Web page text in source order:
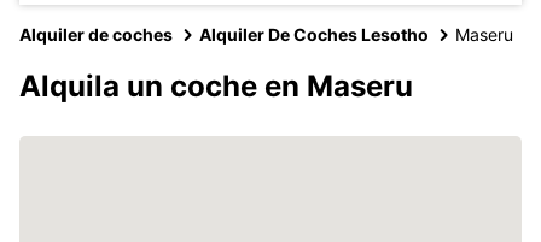
Alquiler de coches Alquiler De Coches Lesotho Maseru
Alquila un coche en Maseru